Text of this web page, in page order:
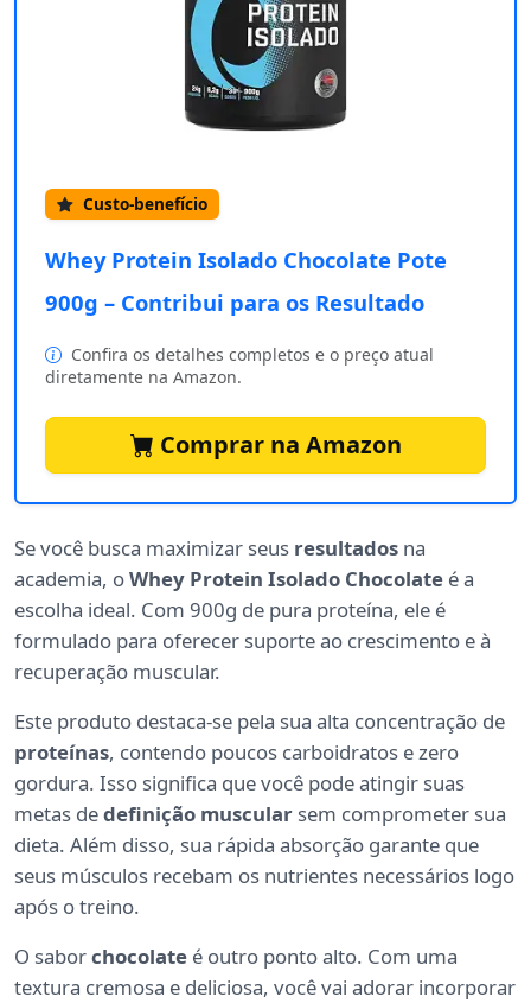
Custo-benefício
Whey Protein Isolado Chocolate Pote
900g – Contribui para os Resultado
Confira os detalhes completos e o preço atual
diretamente na Amazon.
Comprar na Amazon
Se você busca maximizar seus resultados na
academia, oWhey Protein Isolado Chocolate é a
escolha ideal. Com 900g de pura proteína, ele é
formulado para oferecer suporte ao crescimento e à
recuperação muscular.
Este produto destaca-se pela sua alta concentração de
proteínas, contendo poucos carboidratos e zero
gordura. Isso significa que você pode atingir suas
metas dedefinição muscular sem comprometer sua
dieta. Além disso, sua rápida absorção garante que
seus músculos recebam os nutrientes necessários logo
após o treino.
O saborchocolate é outro ponto alto. Com uma
textura cremosa e deliciosa, você vai adorar incorporar